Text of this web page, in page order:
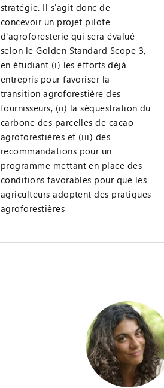
stratégie. Il s'agit donc de
concevoir un projet pilote
d'agroforesterie qui sera évalué
selon le Golden Standard Scope 3,
en étudiant (i) les efforts déjà
entrepris pour favoriser la
transition agroforestière des
fournisseurs, (ii) la séquestration du
carbone des parcelles de cacao
agroforestières et (iii) des
recommandations pour un
programme mettant en place des
conditions favorables pour que les
agriculteurs adoptent des pratiques
agroforestières